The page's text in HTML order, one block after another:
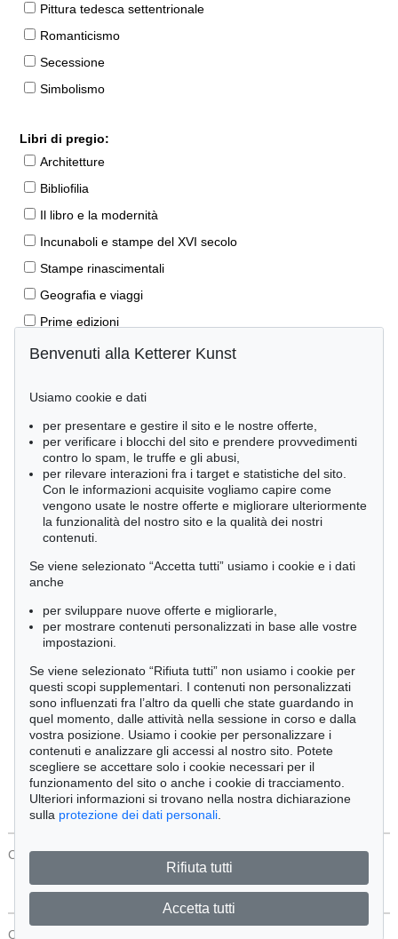
Pittura tedesca settentrionale
Romanticismo
Secessione
Simbolismo
Libri di pregio:
Architetture
Bibliofilia
Il libro e la modernità
Incunaboli e stampe del XVI secolo
Stampe rinascimentali
Geografia e viaggi
Prime edizioni
Manoscritti antichi
Libri per bambini
Lifestyle
Pietre miliari delle scienze naturali
Letteratura classica
Economia e diritto
Meraviglie della natura
Cimelia
Ordine:
Tutti gli oggetti
Solo offerte attuali
Solo oggetti venduti
Cerca
CONTATTI Protezione Dei Dati
CONTATTI
Benvenuti alla Ketterer Kunst
Usiamo cookie e dati
per presentare e gestire il sito e le nostre offerte,
per verificare i blocchi del sito e prendere provvedimenti
contro lo spam, le truffe e gli abusi,
per rilevare interazioni fra i target e statistiche del sito.
Con le informazioni acquisite vogliamo capire come
vengono usate le nostre offerte e migliorare ulteriormente
la funzionalità del nostro sito e la qualità dei nostri
contenuti.
Se viene selezionato “Accetta tutti” usiamo i cookie e i dati
anche
per sviluppare nuove offerte e migliorarle,
per mostrare contenuti personalizzati in base alle vostre
impostazioni.
Se viene selezionato “Rifiuta tutti” non usiamo i cookie per
questi scopi supplementari. I contenuti non personalizzati
sono influenzati fra l’altro da quelli che state guardando in
quel momento, dalle attività nella sessione in corso e dalla
vostra posizione. Usiamo i cookie per personalizzare i
contenuti e analizzare gli accessi al nostro sito. Potete
scegliere se accettare solo i cookie necessari per il
funzionamento del sito o anche i cookie di tracciamento.
Ulteriori informazioni si trovano nella nostra dichiarazione
sulla protezione dei dati personali
Rifiuta tutti
Accetta tutti